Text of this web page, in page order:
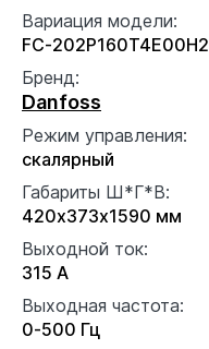
Вариация модели:
FC-202P160T4E00H2
Бренд:
Danfoss
Режим управления:
скалярный
Габариты Ш*Г*В:
420x373x1590 мм
Выходной ток:
315 А
Выходная частота:
0-500 Гц